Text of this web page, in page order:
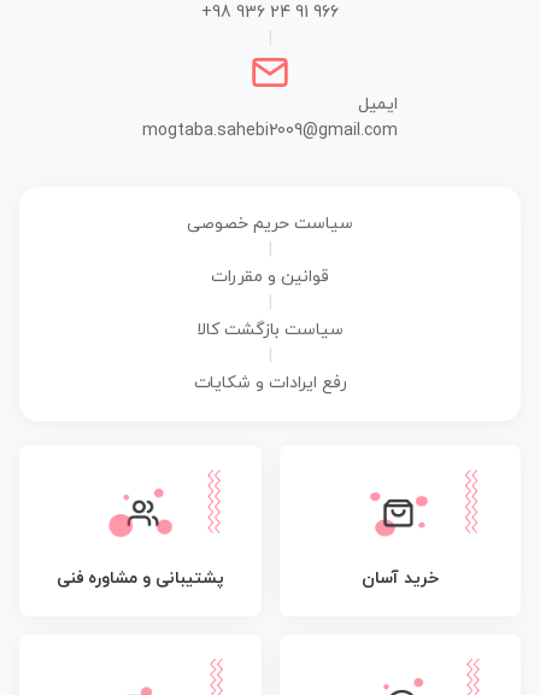
+98 936 24 91 966
ایمیل
mogtaba.sahebi2009@gmail.com
سیاست حریم خصوصی
قوانین و مقررات
سیاست بازگشت کالا
رفع ایرادات و شکایات
خرید آسان پشتیبانی و مشاوره فنی